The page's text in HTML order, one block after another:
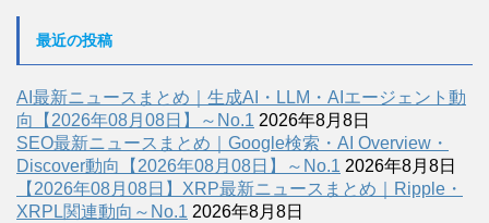
最近の投稿
AI最新ニュースまとめ｜生成AI・LLM・AIエージェント動
向【2026年08月08日】～No.1 2026年8月8日
SEO最新ニュースまとめ｜Google検索・AI Overview・
Discover動向【2026年08月08日】～No.1 2026年8月8日
【2026年08月08日】XRP最新ニュースまとめ｜Ripple・
XRPL関連動向～No.1 2026年8月8日